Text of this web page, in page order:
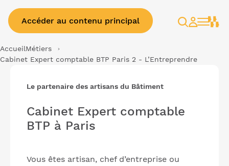
Accéder au contenu principal
Rechercher
Espace
AccueilMétiers
Cabinet Expert comptable BTP Paris 2 - L’Entreprendre
Le partenaire des artisans du Bâtiment
Cabinet Expert comptable
BTP à Paris
Vous êtes artisan, chef d’entreprise ou